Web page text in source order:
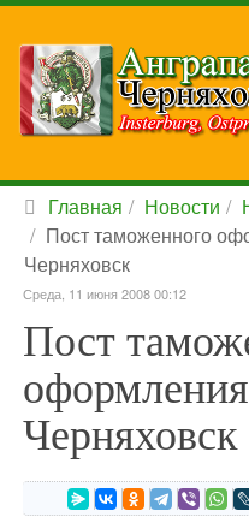
Главная Новости
Пост таможенного
Черняховск
Среда, 11 июня 2008 00:12
Пост
Черняховск